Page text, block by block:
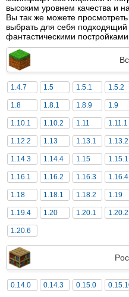
высоким уровнем качества и
Вы так же можете
выбрать для себя подходящий
фантастическими
1.4.7 1.5 1.5.1 1.5.2
1.8 1.8.1 1.8.9 1.9
1.10.1 1.10.2 1.11 1.11.1
1.12.2 1.13 1.13.1 1.13.2
1.14.3 1.14.4 1.15 1.15.1
1.16.1 1.16.2 1.16.3 1.16.4
1.18 1.18.1 1.18.2 1.19
1.19.4 1.20 1.20.1 1.20.2
1.20.6
0.14.0 0.14.3 0.15.0